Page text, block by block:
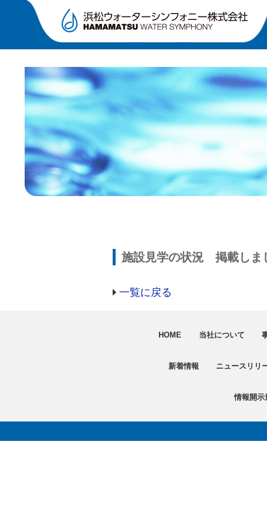
施設見学の状況 掲載しま
一覧に戻る
HOME 当社について
新着情報 ニュースリリ
情報開示